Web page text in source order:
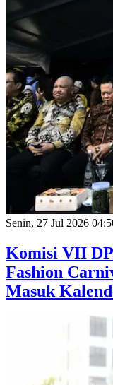
Senin, 27 Jul 2026
Komisi VII
Fashion
Masuk